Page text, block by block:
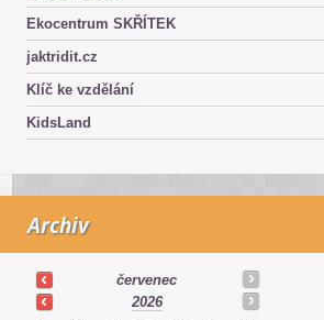
Ekocentrum SKŘÍTEK
jaktridit.cz
Klíč ke vzdělání
KidsLand
Archiv
červenec
2026